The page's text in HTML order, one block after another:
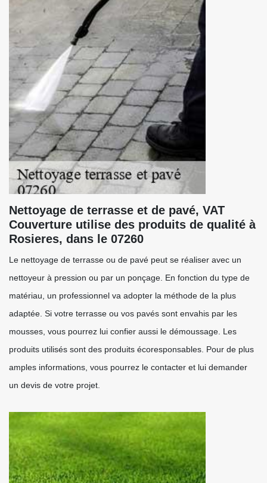
Nettoyage de terrasse et de pavé, VAT
Couverture utilise des produits de qualité à
Rosieres, dans le 07260
Le nettoyage de terrasse ou de pavé peut se réaliser avec un
nettoyeur à pression ou par un ponçage. En fonction du type de
matériau, un professionnel va adopter la méthode de la plus
adaptée. Si votre terrasse ou vos pavés sont envahis par les
mousses, vous pourrez lui confier aussi le démoussage. Les
produits utilisés sont des produits écoresponsables. Pour de plus
amples informations, vous pourrez le contacter et lui demander
un devis de votre projet.